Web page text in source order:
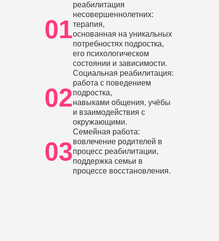
01
реабилитация
несовершеннолетних:
терапия,
основанная на уникальных
потребностях подростка,
его психологическом
состоянии и зависимости.
02
Социальная реабилитация:
работа с поведением
подростка,
навыками общения, учёбы
и взаимодействия с
окружающими.
03
Семейная работа:
вовлечение родителей в
процесс реабилитации,
поддержка семьи в
процессе восстановления.